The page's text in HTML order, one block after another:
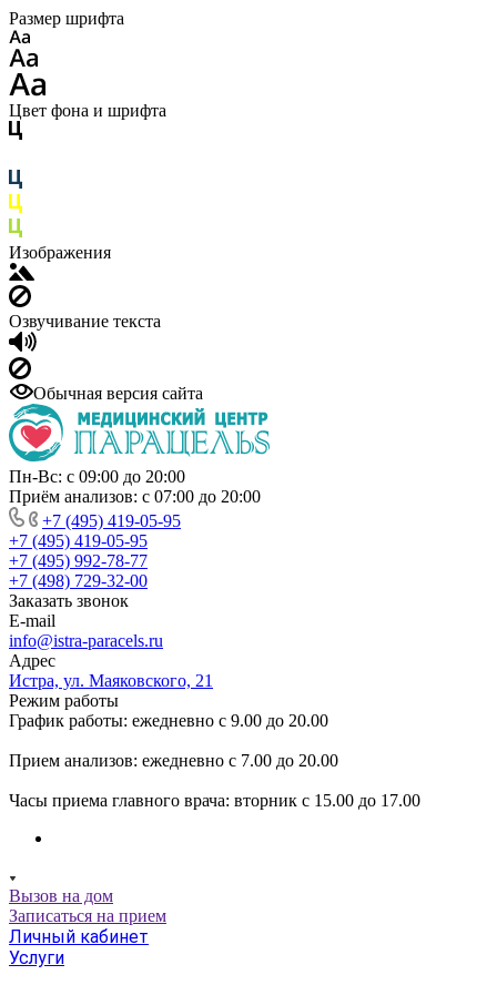
Размер шрифта
Цвет фона и шрифта
Изображения
Озвучивание текста
Обычная версия сайта
Пн-Вс: с 09:00 до 20:00
Приём анализов: с 07:00 до 20:00
+7 (495) 419-05-95
+7 (495) 419-05-95
+7 (495) 992-78-77
+7 (498) 729-32-00
Заказать звонок
E-mail
info@istra-paracels.ru
Адрес
Истра, ул. Маяковского, 21
Режим работы
График работы: ежедневно с 9.00 до 20.00
Прием анализов: ежедневно с 7.00 до 20.00
Часы приема главного врача: вторник с 15.00 до 17.00
Вызов на дом
Записаться на прием
Личный кабинет
Услуги